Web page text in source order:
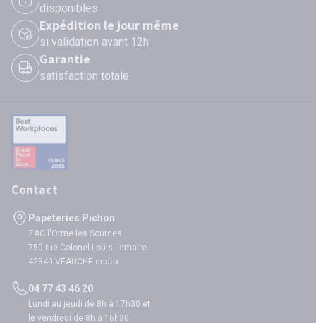
disponibles
Expédition le jour même
si validation avant 12h
Garantie
satisfaction totale
Contact
Papeteries Pichon
ZAC l'Orme les Sources
750 rue Colonel Louis Lemaire
42340 VEAUCHE cedex
04 77 43 46 20
Lundi au jeudi de 8h à 17h30 et
le vendredi de 8h à 16h30